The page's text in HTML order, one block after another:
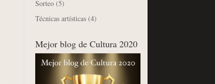
Sorteo (5)
Técnicas artísticas (4)
Mejor blog de Cultura 2020